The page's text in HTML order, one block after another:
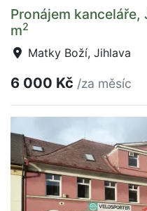
Pronájem
m2
Matky Boží, Jihlava
6 000 Kč /za měsíc